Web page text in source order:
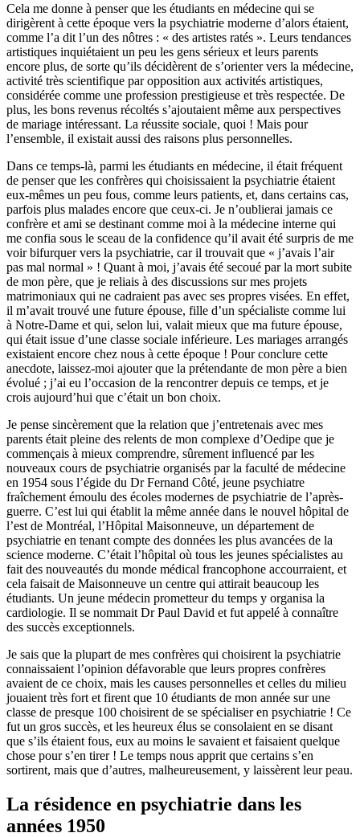
Cela me donne à penser que les étudiants en médecine qui se
dirigèrent à cette époque vers la psychiatrie moderne d’alors étaient,
comme l’a dit l’un des nôtres : « des artistes ratés ». Leurs tendances
artistiques inquiétaient un peu les gens sérieux et leurs parents
encore plus, de sorte qu’ils décidèrent de s’orienter vers la médecine,
activité très scientifique par opposition aux activités artistiques,
considérée comme une profession prestigieuse et très respectée. De
plus, les bons revenus récoltés s’ajoutaient même aux perspectives
de mariage intéressant. La réussite sociale, quoi ! Mais pour
l’ensemble, il existait aussi des raisons plus personnelles.
Dans ce temps-là, parmi les étudiants en médecine, il était fréquent
de penser que les confrères qui choisissaient la psychiatrie étaient
eux-mêmes un peu fous, comme leurs patients, et, dans certains cas,
parfois plus malades encore que ceux-ci. Je n’oublierai jamais ce
confrère et ami se destinant comme moi à la médecine interne qui
me confia sous le sceau de la confidence qu’il avait été surpris de me
voir bifurquer vers la psychiatrie, car il trouvait que « j’avais l’air
pas mal normal » ! Quant à moi, j’avais été secoué par la mort subite
de mon père, que je reliais à des discussions sur mes projets
matrimoniaux qui ne cadraient pas avec ses propres visées. En effet,
il m’avait trouvé une future épouse, fille d’un spécialiste comme lui
à Notre-Dame et qui, selon lui, valait mieux que ma future épouse,
qui était issue d’une classe sociale inférieure. Les mariages arrangés
existaient encore chez nous à cette époque ! Pour conclure cette
anecdote, laissez-moi ajouter que la prétendante de mon père a bien
évolué ; j’ai eu l’occasion de la rencontrer depuis ce temps, et je
crois aujourd’hui que c’était un bon choix.
Je pense sincèrement que la relation que j’entretenais avec mes
parents était pleine des relents de mon complexe d’Oedipe que je
commençais à mieux comprendre, sûrement influencé par les
nouveaux cours de psychiatrie organisés par la faculté de médecine
en 1954 sous l’égide du Dr Fernand Côté, jeune psychiatre
fraîchement émoulu des écoles modernes de psychiatrie de l’après-
guerre. C’est lui qui établit la même année dans le nouvel hôpital de
l’est de Montréal, l’Hôpital Maisonneuve, un département de
psychiatrie en tenant compte des données les plus avancées de la
science moderne. C’était l’hôpital où tous les jeunes spécialistes au
fait des nouveautés du monde médical francophone accourraient, et
cela faisait de Maisonneuve un centre qui attirait beaucoup les
étudiants. Un jeune médecin prometteur du temps y organisa la
cardiologie. Il se nommait Dr Paul David et fut appelé à connaître
des succès exceptionnels.
Je sais que la plupart de mes confrères qui choisirent la psychiatrie
connaissaient l’opinion défavorable que leurs propres confrères
avaient de ce choix, mais les causes personnelles et celles du milieu
jouaient très fort et firent que 10 étudiants de mon année sur une
classe de presque 100 choisirent de se spécialiser en psychiatrie ! Ce
fut un gros succès, et les heureux élus se consolaient en se disant
que s’ils étaient fous, eux au moins le savaient et faisaient quelque
chose pour s’en tirer ! Le temps nous apprit que certains s’en
sortirent, mais que d’autres, malheureusement, y laissèrent leur peau.
La résidence en psychiatrie dans les
années 1950